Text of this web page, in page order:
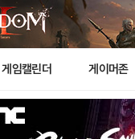
게임캘린더 게이머존